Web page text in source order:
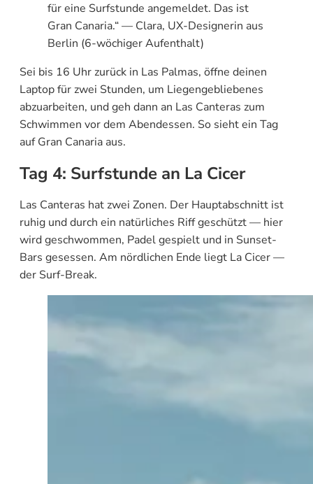
für eine Surfstunde angemeldet. Das ist
Gran Canaria.“ — Clara, UX-Designerin aus
Berlin (6-wöchiger Aufenthalt)
Sei bis 16 Uhr zurück in Las Palmas, öffne deinen
Laptop für zwei Stunden, um Liegengebliebenes
abzuarbeiten, und geh dann an Las Canteras zum
Schwimmen vor dem Abendessen. So sieht ein Tag
auf Gran Canaria aus.
Tag 4: Surfstunde an La Cicer
Las Canteras hat zwei Zonen. Der Hauptabschnitt ist
ruhig und durch ein natürliches Riff geschützt — hier
wird geschwommen, Padel gespielt und in Sunset-
Bars gesessen. Am nördlichen Ende liegt La Cicer —
der Surf-Break.